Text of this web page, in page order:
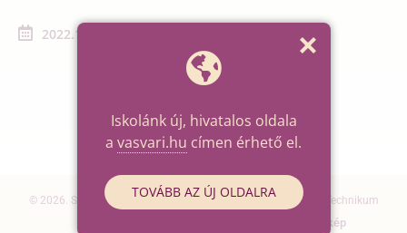
2022.12.01. - 2022.12.31.
© 2026. Szegedi SZC Vasvári Pál Gazdasági és Informatikai Technikum
Oldaltérkép
Iskolánk új, hivatalos oldala
a vasvari.hu címen érhető el.
TOVÁBB AZ ÚJ OLDALRA